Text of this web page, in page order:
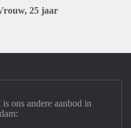
25 jaar
ons andere aanbod in